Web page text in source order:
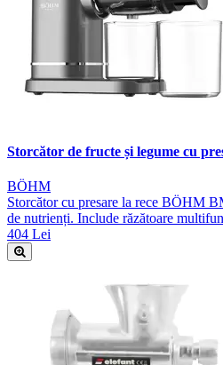
Storcător de fructe și legume cu
BÖHM
Storcător cu presare la rece BÖHM
de nutrienți. Include răzătoare
404 Lei